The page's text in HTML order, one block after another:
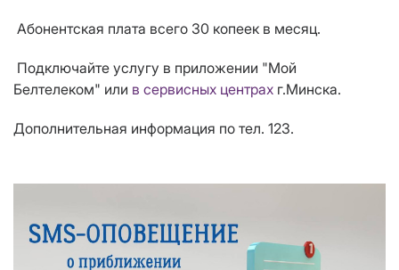
Абонентская плата всего 30 копеек в месяц.
Подключайте услугу в приложении "Мой
Белтелеком" или в сервисных центрах г.Минска.
Дополнительная информация по тел. 123.